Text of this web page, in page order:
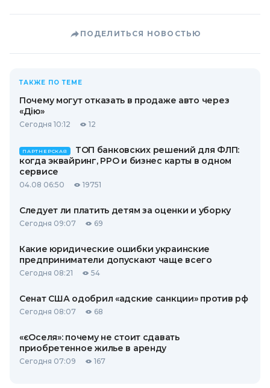
ПОДЕЛИТЬСЯ НОВОСТЬЮ
ТАКЖЕ ПО ТЕМЕ
Почему могут отказать в продаже авто через
«Дію»
Сегодня 10:12 12
ПАРТНЕРСКАЯ
ТОП банковских решений для ФЛП:
когда эквайринг, РРО и бизнес карты в одном
сервисе
04.08 06:50 19751
Следует ли платить детям за оценки и уборку
Сегодня 09:07 69
Какие юридические ошибки украинские
предприниматели допускают чаще всего
Сегодня 08:21 54
Сенат США одобрил «адские санкции» против рф
Сегодня 08:07 68
«єОселя»: почему не стоит сдавать
приобретенное жилье в аренду
Сегодня 07:09 167